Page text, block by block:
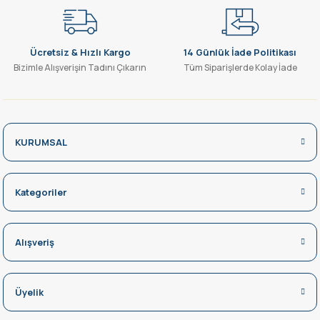
Ücretsiz & Hızlı Kargo
Bizimle Alışverişin Tadını Çıkarın
14 Günlük İade Politikası
Tüm Siparişlerde Kolay İade
KURUMSAL
Kategoriler
Alışveriş
Üyelik